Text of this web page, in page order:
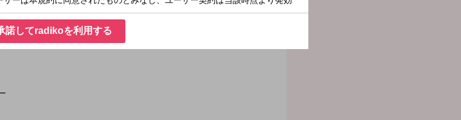
諾してradikoを利用する